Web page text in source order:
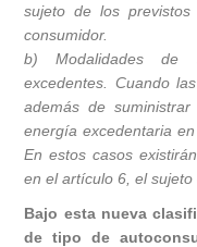
sujeto de los
consumidor.
b) Modalidades de
excedentes. Cuando
además de
energía excedentaria
En estos casos
en el artículo 6, el
Bajo esta nueva
de tipo de